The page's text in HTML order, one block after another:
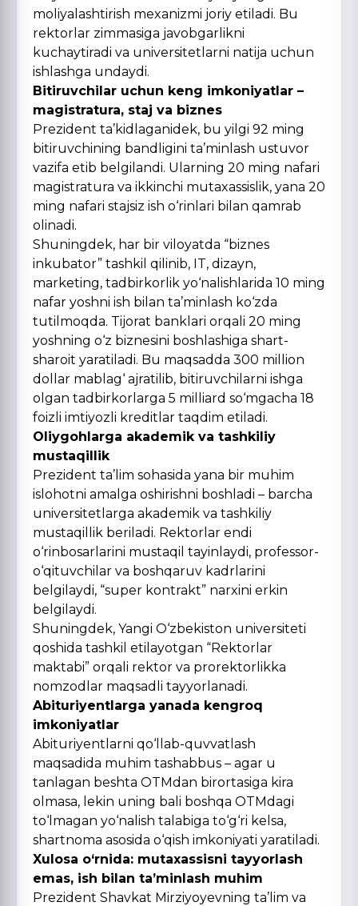
moliyalashtirish mexanizmi joriy etiladi. Bu
rektorlar zimmasiga javobgarlikni
kuchaytiradi va universitetlarni natija uchun
ishlashga undaydi.
Bitiruvchilar uchun keng imkoniyatlar –
magistratura, staj va biznes
Prezident ta’kidlaganidek, bu yilgi 92 ming
bitiruvchining bandligini ta’minlash ustuvor
vazifa etib belgilandi. Ularning 20 ming nafari
magistratura va ikkinchi mutaxassislik, yana 20
ming nafari stajsiz ish о‘rinlari bilan qamrab
olinadi.
Shuningdek, har bir viloyatda “biznes
inkubator” tashkil qilinib, IT, dizayn,
marketing, tadbirkorlik yо‘nalishlarida 10 ming
nafar yoshni ish bilan ta’minlash kо‘zda
tutilmoqda. Tijorat banklari orqali 20 ming
yoshning о‘z biznesini boshlashiga shart-
sharoit yaratiladi. Bu maqsadda 300 million
dollar mablag‘ ajratilib, bitiruvchilarni ishga
olgan tadbirkorlarga 5 milliard sо‘mgacha 18
foizli imtiyozli kreditlar taqdim etiladi.
Oliygohlarga akademik va tashkiliy
mustaqillik
Prezident ta’lim sohasida yana bir muhim
islohotni amalga oshirishni boshladi – barcha
universitetlarga akademik va tashkiliy
mustaqillik beriladi. Rektorlar endi
о‘rinbosarlarini mustaqil tayinlaydi, professor-
о‘qituvchilar va boshqaruv kadrlarini
belgilaydi, “super kontrakt” narxini erkin
belgilaydi.
Shuningdek, Yangi О‘zbekiston universiteti
qoshida tashkil etilayotgan “Rektorlar
maktabi” orqali rektor va prorektorlikka
nomzodlar maqsadli tayyorlanadi.
Abituriyentlarga yanada kengroq
imkoniyatlar
Abituriyentlarni qо‘llab-quvvatlash
maqsadida muhim tashabbus – agar u
tanlagan beshta OTMdan birortasiga kira
olmasa, lekin uning bali boshqa OTMdagi
tо‘lmagan yо‘nalish talabiga tо‘g‘ri kelsa,
shartnoma asosida о‘qish imkoniyati yaratiladi.
Xulosa о‘rnida: mutaxassisni tayyorlash
emas, ish bilan ta’minlash muhim
Prezident Shavkat Mirziyoyevning ta’lim va